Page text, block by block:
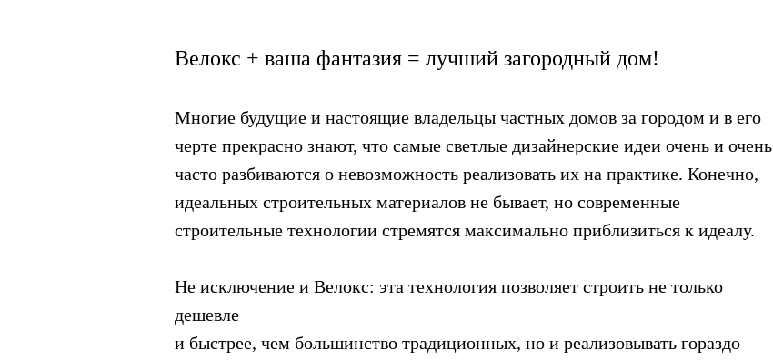
Велокс + ваша фантазия = лучший загородный дом!
Многие будущие и настоящие владельцы частных домов за городом и в его
черте прекрасно знают, что самые светлые дизайнерские идеи очень и очень
часто разбиваются о невозможность реализовать их на практике. Конечно,
идеальных строительных материалов не бывает, но современные
строительные технологии стремятся максимально приблизиться к идеалу.
Не исключение и Велокс: эта технология позволяет строить не только
дешевле
и быстрее, чем большинство традиционных, но и реализовывать гораздо